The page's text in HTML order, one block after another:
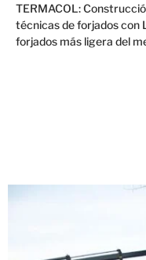
TERMACOL:
técnicas de forjados con
forjados más ligera del